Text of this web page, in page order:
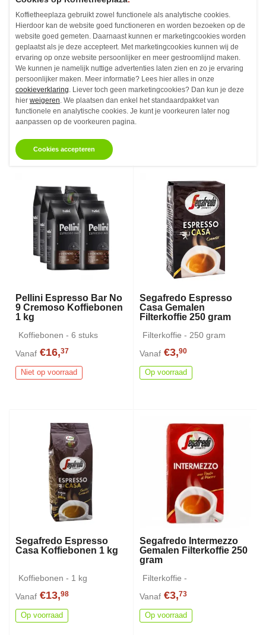
Nescafe Dolce Gusto
Nesquik Koffiecups 16
stuks
Koffiecups - 16 stuks
Vanaf €7,95
Pellini Espresso Bar No
82 Vivace Koffiebonen 1
kg
Koffiebonen - 1 kg
Vanaf €17,03
Pellini Espresso Bar No
9 Cremoso Koffiebonen
1 kg
Koffiebonen - 6 stuks
Vanaf €16,37
Niet op voorraad
Segafredo Espresso
Casa Gemalen
Filterkoffie 250 gram
Filterkoffie - 250 gram
Vanaf €3,90
Op voorraad
Segafredo Espresso
Casa Koffiebonen 1 kg
Koffiebonen - 1 kg
Vanaf €13,98
Op voorraad
Segafredo Intermezzo
Gemalen Filterkoffie 250
gram
Filterkoffie -
Vanaf €3,73
Op voorraad
Koffietheeplaza gebruikt zowel functionele als analytische cookies.
Hierdoor kan de website goed functioneren en worden bezoeken op de
website goed gemeten. Daarnaast kunnen er marketingcookies worden
geplaatst als je deze accepteert. Met marketingcookies kunnen wij de
ervaring op onze website persoonlijker en meer gestroomlijnd maken.
We kunnen je namelijk nuttige advertenties laten zien en zo je ervaring
persoonlijker maken. Meer informatie? Lees hier alles in onze
cookieverklaring. Liever toch geen marketingcookies? Dan kun je deze
hier weigeren. We plaatsen dan enkel het standaardpakket van
functionele en analytische cookies. Je kunt je voorkeuren later nog
aanpassen op de voorkeuren pagina.
Cookies accepteren